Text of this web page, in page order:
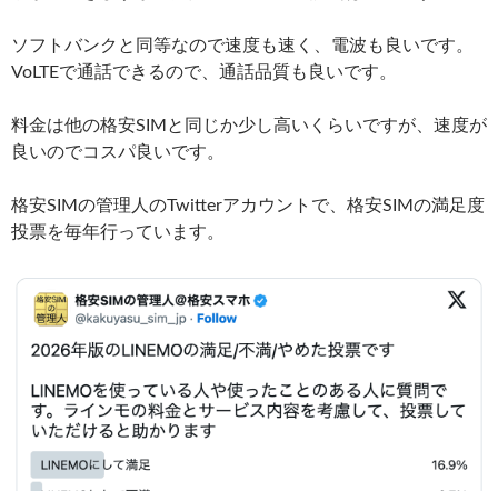
ソフトバンクと同等なので速度も速く、電波も良いです。
VoLTEで通話できるので、通話品質も良いです。
料金は他の格安SIMと同じか少し高いくらいですが、速度が
良いのでコスパ良いです。
格安SIMの管理人のTwitterアカウントで、格安SIMの満足度
投票を毎年行っています。